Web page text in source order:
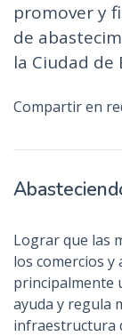
promover y
de
la Ciudad de
Compartir en
Lograr que las
los comercios y
principalmente
ayuda y regula
infraestructura